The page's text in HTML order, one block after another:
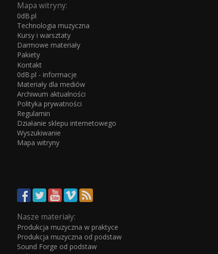
Mapa witryny:
0dB.pl
Technologia muzyczna
Kursy i warsztaty
Darmowe materiały
Pakiety
Kontakt
0dB.pl - informacje
Materiały dla mediów
Archiwum aktualności
Polityka prywatności
Regulamin
Działanie sklepu internetowego
Wyszukiwanie
Mapa witryny
Nasze materiały:
Produkcja muzyczna w praktyce
Produkcja muzyczna od podstaw
Sound Forge od podstaw